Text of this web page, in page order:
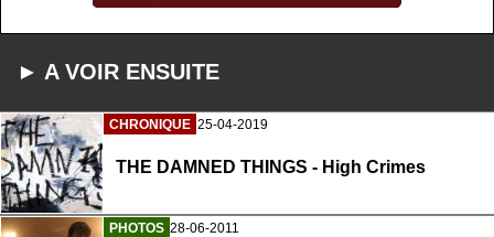
► A VOIR ENSUITE
CHRONIQUE 25-04-2019
THE DAMNED THINGS - High Crimes
PHOTOS 28-06-2011